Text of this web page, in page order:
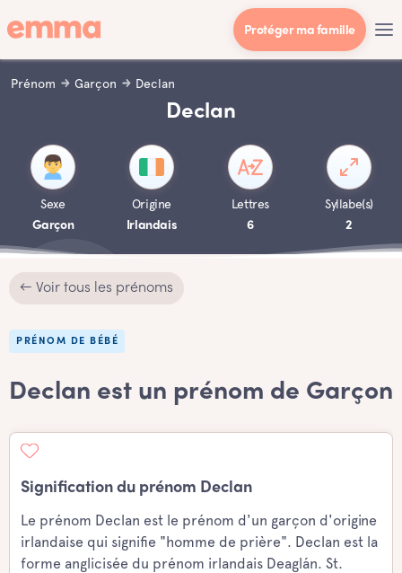
Protéger ma famille
Prénom Garçon Declan
Declan
Sexe
Garçon
Origine
Irlandais
Lettres
6
Syllabe(s)
2
← Voir tous les prénoms
PRÉNOM DE BÉBÉ
Declan est un prénom de Garçon
Signification du prénom Declan
Le prénom Declan est le prénom d'un garçon d'origine
irlandaise qui signifie "homme de prière". Declan est la
forme anglicisée du prénom irlandais Deaglán. St.